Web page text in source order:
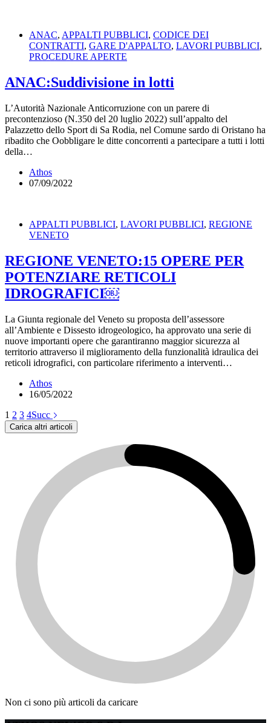
ANAC, APPALTI PUBBLICI, CODICE DEI
CONTRATTI, GARE D'APPALTO, LAVORI PUBBLICI,
PROCEDURE APERTE
ANAC:Suddivisione in lotti
L’Autorità Nazionale Anticorruzione con un parere di
precontenzioso (N.350 del 20 luglio 2022) sull’appalto del
Palazzetto dello Sport di Sa Rodia, nel Comune sardo di Oristano ha
ribadito che Oobbligare le ditte concorrenti a partecipare a tutti i lotti
della…
Athos
07/09/2022
APPALTI PUBBLICI, LAVORI PUBBLICI, REGIONE
VENETO
REGIONE VENETO:15 OPERE PER
POTENZIARE RETICOLI
IDROGRAFICI￼
La Giunta regionale del Veneto su proposta dell’assessore
all’Ambiente e Dissesto idrogeologico, ha approvato una serie di
nuove importanti opere che garantiranno maggior sicurezza al
territorio attraverso il miglioramento della funzionalità idraulica dei
reticoli idrografici, con particolare riferimento a interventi…
Athos
16/05/2022
1 2 3 4Succ
Carica altri articoli
Non ci sono più articoli da caricare